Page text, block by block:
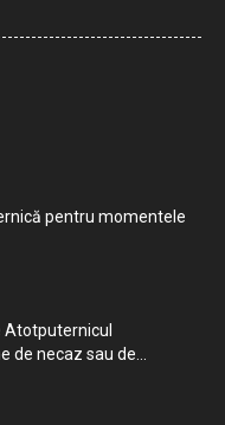
pentru momentele
de necaz sau de...